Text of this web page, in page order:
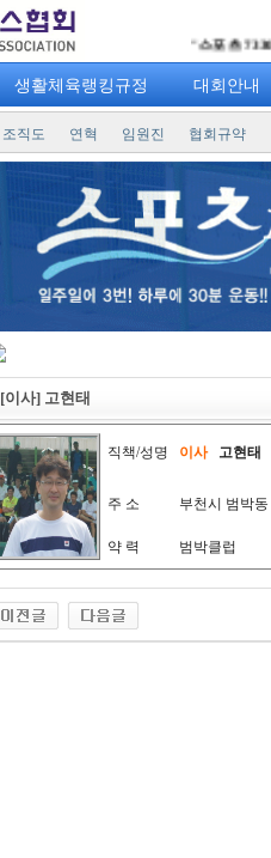
스포츠 7330"
생활체육랭킹규정 대회안내
조직도 연혁 임원진 협회규약
[이사] 고현태
직책/성명 이사 고현태
주 소 부천시 범박동
약 력 범박클럽